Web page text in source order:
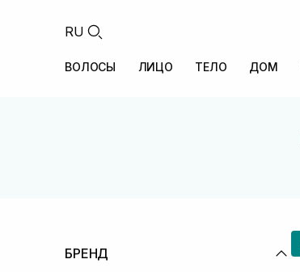
RU
ВОЛОСЫ ЛИЦО ТЕЛО ДОМ
БРЕНД